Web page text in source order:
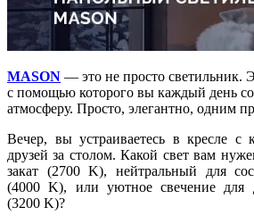
MASON — это не просто светильник.
с помощью которого вы каждый день
атмосферу. Просто, элегантно, одним
Вечер, вы устраиваетесь в кресле с
друзей за столом. Какой свет вам
закат (2700 K), нейтральный для
(4000 K), или уютное свечение для
(3200 K)?